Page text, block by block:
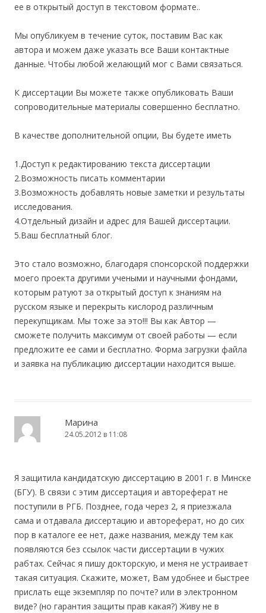
ее в открытый доступ в текстовом формате..
Мы опубликуем в течение суток, поставим Вас как
автора и можем даже указать все Ваши контактные
данные. Чтобы любой желающий мог с Вами связаться.
К диссертации Вы можете также опубликовать Ваши
сопроводительные материалы совершенно бесплатно.
В качестве дополнительной опции, Вы будете иметь
1.Доступ к редактированию текста диссертации
2.Возможность писать комментарии
3.Возможность добавлять новые заметки и результаты
исследования.
4.Отдельный дизайн и адрес для Вашей диссертации.
5.Ваш бесплатный блог.
Это стало возможно, благодаря спонсорской поддержки
моего проекта другими учеными и научными фондами,
которым ратуют за открытый доступ к знаниям на
русском языке и перекрыть кислород различным
перекупщикам. Мы тоже за это!!! Вы как Автор —
сможете получить максимум от своей работы — если
предложите ее сами и бесплатно. Форма загрузки файла
и заявка на публикацию диссертации находится выше.
Марина
24.05.2012 в 11:08
Я защитила кандидатскую диссертацию в 2001 г. в Минске
(БГУ). В связи с этим диссертация и автореферат не
поступили в РГБ. Позднее, года через 2, я приезжала
сама и отдавала диссертацию и автореферат, но до сих
пор в каталоге ее нет, даже названия, между тем как
появляются без ссылок части диссертации в чужих
рабтах. Сейчас я пишу докторскую, и меня не устраивает
такая ситуация. Скажите, может, Вам удобнее и быстрее
прислать еще экземпляр по почте? или в электронном
виде? (но гарантия защиты прав какая?) Живу не в